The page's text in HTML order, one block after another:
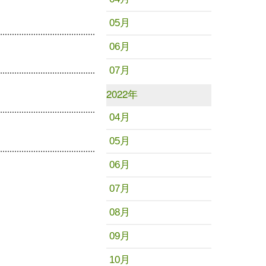
05月
06月
07月
2022年
04月
05月
06月
07月
08月
09月
10月